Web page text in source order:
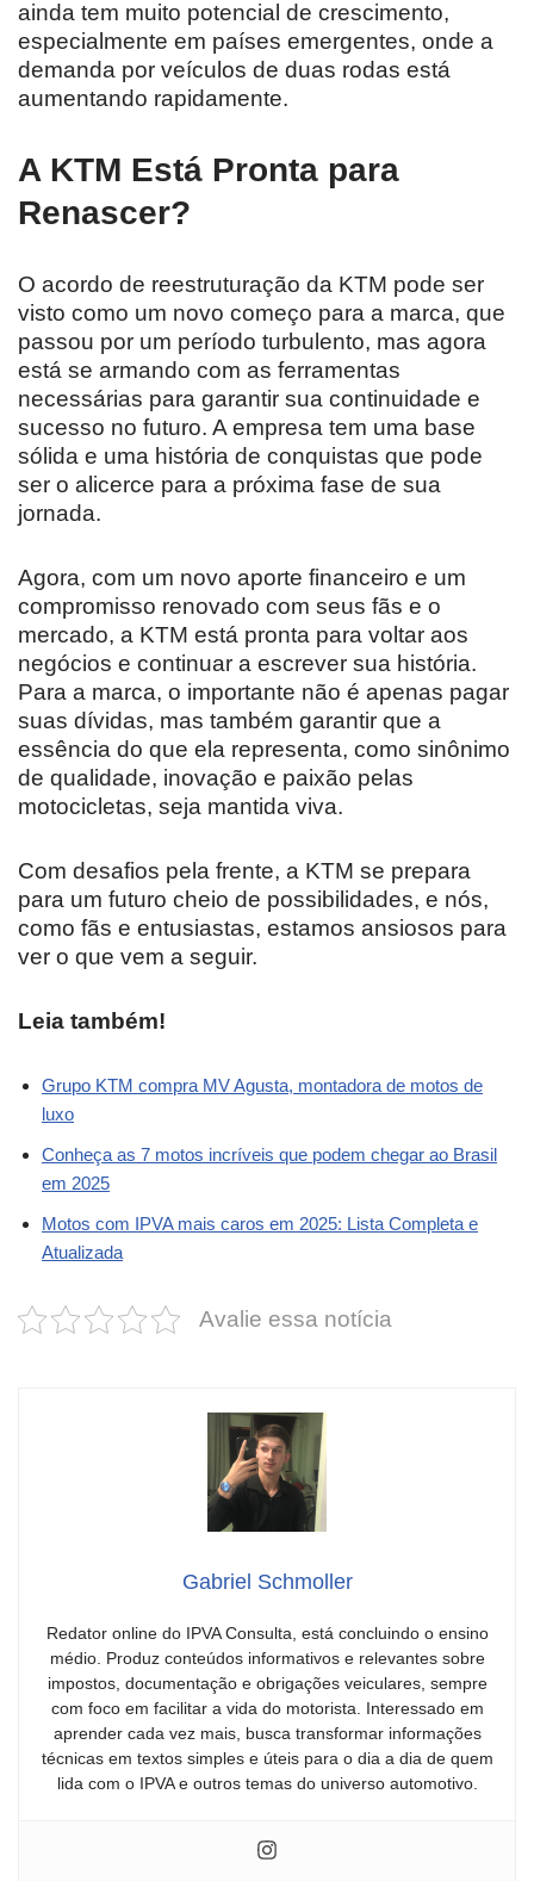
ainda tem muito potencial de crescimento,
especialmente em países emergentes, onde a
demanda por veículos de duas rodas está
aumentando rapidamente.
A KTM Está Pronta para
Renascer?
O acordo de reestruturação da KTM pode ser
visto como um novo começo para a marca, que
passou por um período turbulento, mas agora
está se armando com as ferramentas
necessárias para garantir sua continuidade e
sucesso no futuro. A empresa tem uma base
sólida e uma história de conquistas que pode
ser o alicerce para a próxima fase de sua
jornada.
Agora, com um novo aporte financeiro e um
compromisso renovado com seus fãs e o
mercado, a KTM está pronta para voltar aos
negócios e continuar a escrever sua história.
Para a marca, o importante não é apenas pagar
suas dívidas, mas também garantir que a
essência do que ela representa, como sinônimo
de qualidade, inovação e paixão pelas
motocicletas, seja mantida viva.
Com desafios pela frente, a KTM se prepara
para um futuro cheio de possibilidades, e nós,
como fãs e entusiastas, estamos ansiosos para
ver o que vem a seguir.
Leia também!
Grupo KTM compra MV Agusta, montadora de motos de
luxo
Conheça as 7 motos incríveis que podem chegar ao Brasil
em 2025
Motos com IPVA mais caros em 2025: Lista Completa e
Atualizada
Avalie essa notícia
Gabriel Schmoller
Redator online do IPVA Consulta, está concluindo o ensino
médio. Produz conteúdos informativos e relevantes sobre
impostos, documentação e obrigações veiculares, sempre
com foco em facilitar a vida do motorista. Interessado em
aprender cada vez mais, busca transformar informações
técnicas em textos simples e úteis para o dia a dia de quem
lida com o IPVA e outros temas do universo automotivo.